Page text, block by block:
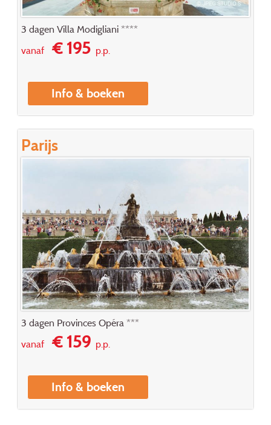
3 dagen Villa Modigliani ****
vanaf€ 195p.p.
Info & boeken
Parijs
3 dagen Provinces Opéra ***
vanaf€ 159p.p.
Info & boeken